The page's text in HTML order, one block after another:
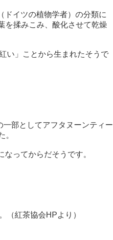
ドイツの植物学者）の分類に
を揉みこみ、酸化させて乾燥
い」ことから生まれたそうで
部としてアフタヌーンティー
。
ってからだそうです。
（紅茶協会HPより）